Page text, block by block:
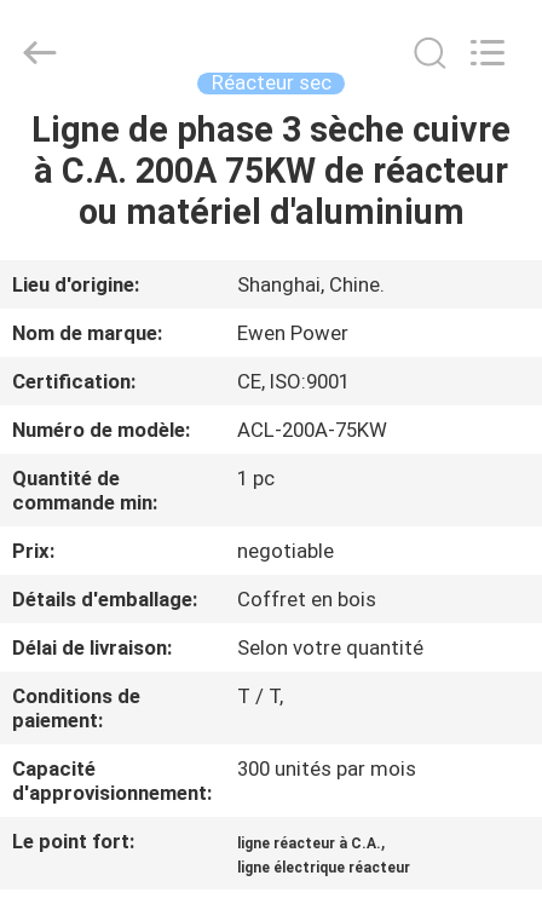
LA
MAISON
PRODUITS
VIDÉOS
À
PROPOS
NOUS
VISITE
DE
L'USINE
CONTRÔLE
DE
Copyright
(Shanghai)
Electrical
Equipment
Réacteur sec
Ligne de phase 3 sèche cuivre
à C.A. 200A 75KW de réacteur
ou matériel d'aluminium
Lieu d'origine:
Shanghai, Chine.
Nom de marque:
Ewen Power
Certification:
CE, ISO:9001
Numéro de modèle:
ACL-200A-75KW
Quantité de
commande min:
1 pc
Prix:
negotiable
Détails d'emballage:
Coffret en bois
Délai de livraison:
Selon votre quantité
Conditions de
paiement:
T / T,
Capacité
d'approvisionnement:
300 unités par mois
Le point fort: ligne réacteur à C.A.,
ligne électrique réacteur